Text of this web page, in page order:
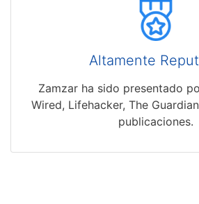
Altamente
Zamzar ha sido presentado
Wired, Lifehacker, The
publicaciones.